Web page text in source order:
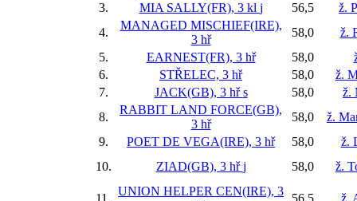
3.
MIA SALLY(FR), 3 kl j 56,5
ž.
4.
MANAGED MISCHIEF(IRE),
3 hř
58,0
ž.
5.
EARNEST(FR), 3 hř 58,0
6.
STŘELEC, 3 hř 58,0
ž.
7.
JACK(GB), 3 hřs 58,0
ž.
8.
RABBIT LAND FORCE(GB),
3 hř
58,0
ž.
9.
POET DE VEGA(IRE), 3 hř 58,0
ž.
10.
ZIAD(GB), 3 hřj 58,0 ž.
11.
UNION HELPER CEN(IRE), 3
56,5
ž.